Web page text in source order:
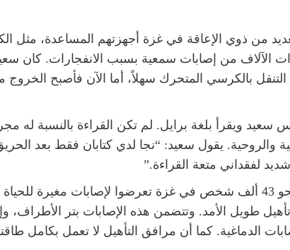
من ذوي الإعاقة في غزة أجهزتهم المساعدة، مثل
الآلاف من إصابات سمعية بسبب الانفجارات. كان
بالكرسي المتحرك سهلاً، أما الآن فأصبح
سعيد ويقرأ بلغة برايل. لم تكن القراءة بالنسبة له
والروحية. يقول سعيد: “نجا لدي كتابان فقط بعد
لفقداني متعة القراءة.”
إلى تأهيل طويل الأمد. وتتضمن هذه الإصابات بتر الأطراف،
الدماغية. كما أن مرافق التأهيل لا تعمل بكامل